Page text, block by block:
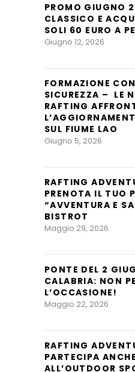
PROMO GIUGNO
CLASSICO E
SOLI 60 EURO A
Giugno 12, 2026
FORMAZIONE
SICUREZZA – LE
RAFTING
SUL FIUME LAO
Giugno 5, 2026
RAFTING
PRENOTA IL TUO
“AVVENTURA E
BISTROT
Maggio 29, 2026
PONTE DEL 2
CALABRIA: NON
L’OCCASIONE!
Maggio 22, 2026
RAFTING
PARTECIPA
ALL’OUTDOOR